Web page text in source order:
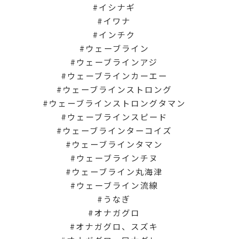
イシナギ
イワナ
インチク
ウェーブライン
ウェーブラインアジ
ウェーブラインカーエー
ウェーブラインストロング
ウェーブラインストロングタマン
ウェーブラインスピード
ウェーブラインターコイズ
ウェーブラインタマン
ウェーブラインチヌ
ウェーブライン丸海津
ウェーブライン流線
うなぎ
オナガグロ
オナガグロ、スズキ